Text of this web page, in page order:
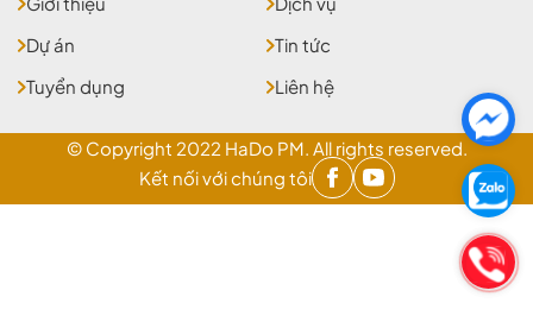
Dự án
Tin tức
Tuyển dụng
Liên hệ
© Copyright 2022 HaDo PM. All rights reserved.
Kết nối với chúng tôi